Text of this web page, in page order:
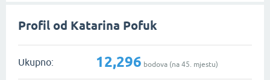
Profil od Katarina Pofuk
Ukupno: 12,296 bodova (na 45 . mjestu)